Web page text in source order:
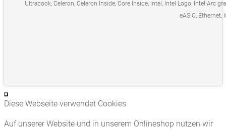
Ultrabook, Celeron, Celeron Inside, Core Inside, Intel, Intel Logo, Intel Arc
eASIC, Ethernet,
Diese Webseite verwendet Cookies
Auf unserer Website und in unserem Onlineshop nutzen wir